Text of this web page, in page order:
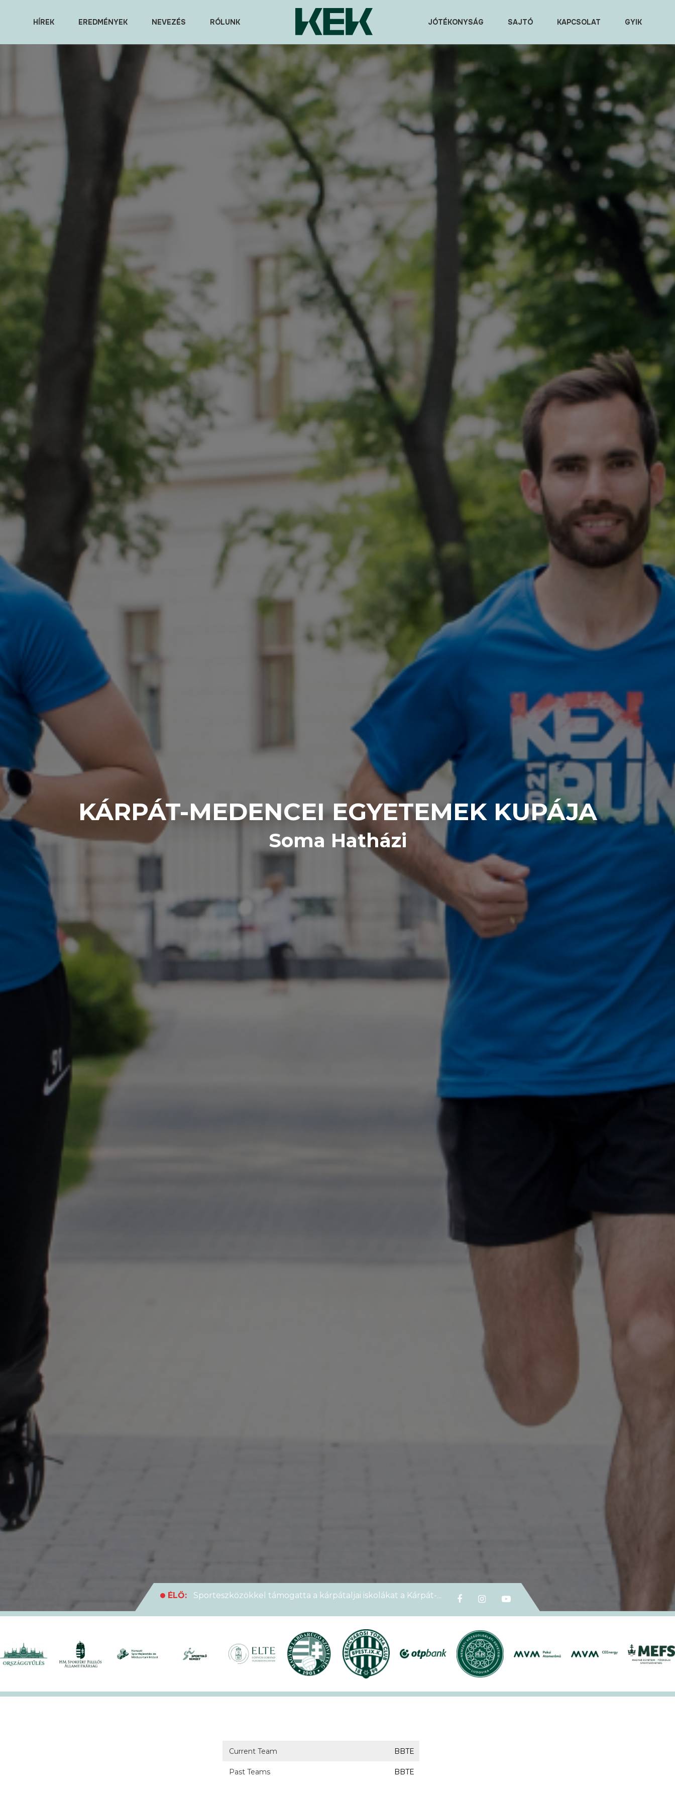
HÍREK EREDMÉNYEK NEVEZÉS RÓLUNK JÓTÉKONYSÁG SAJTÓ KAPCSOLAT GYIK
KÁRPÁT-MEDENCEI EGYETEMEK KUPÁJA
Soma Hatházi
ÉLŐ:
Sporteszközökkel támogatta a kárpátaljai iskolákat a Kárpát-
ÉLŐ:
Rekordlétszámmal rendezték meg a VI. Ludovika15–KEK Run
Soha ennyien nem sportoltatok velünk – rekordokat döntött a
XVII. KEK!
ÉLŐ:
A hivatalos megnyitóval kezdetét vette a XVII. KEK!
Current Team BBTE
Past Teams BBTE